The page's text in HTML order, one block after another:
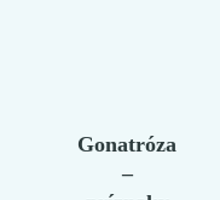
Gonatróza
–